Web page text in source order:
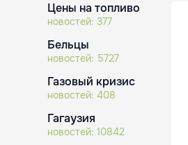
Цены на топливо
новостей: 377
Бельцы
новостей: 5727
Газовый кризис
новостей: 408
Гагаузия
новостей: 10842